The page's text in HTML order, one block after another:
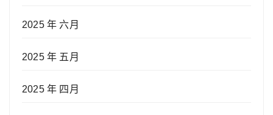
2025 年 六月
2025 年 五月
2025 年 四月